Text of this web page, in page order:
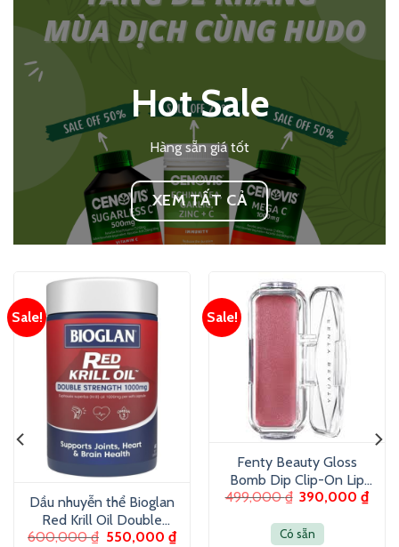
Hot Sale
Hàng sẵn giá tốt
XEM TẤT CẢ
Sale!
Dầu nhuyễn thể Bioglan
Red Krill Oil Double
Strength 1000mg 60
600,000₫ 550,000 ₫
Sale!
Fenty Beauty Gloss
Bomb Dip Clip-On Lip
Luminizer 6g – Son
499,000₫ 390,000₫
Có sẵn